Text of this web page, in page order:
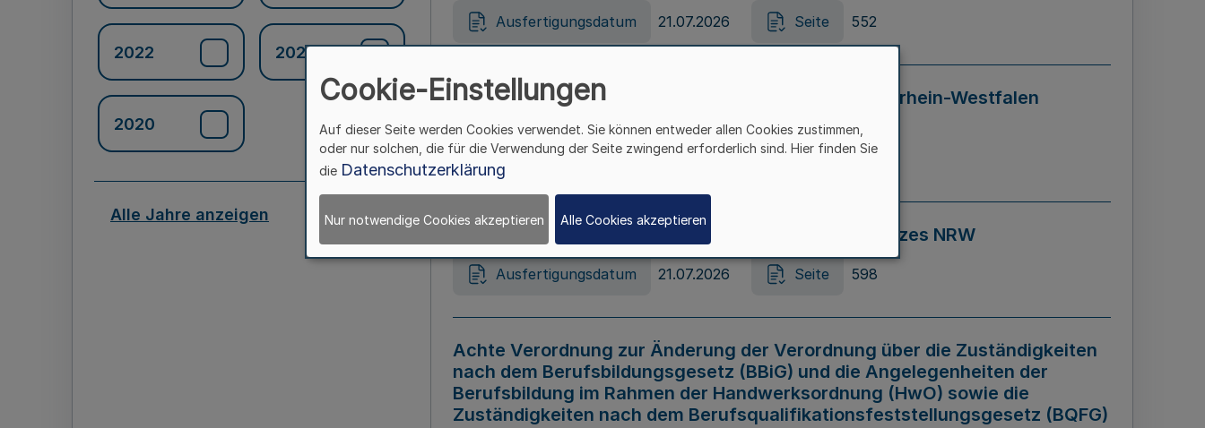
2022 2021
2020
Alle Jahre anzeigen
Ausfertigungsdatum 21.07.2026 Seite 552
Gesetz zur Vermeidung von Diskriminierung in Nordrhein-Westfalen
(Landesantidiskriminierungsgesetz – LADG NRW)
Ausfertigungsdatum 21.07.2026 Seite 595
Gesetz zur Änderung des Online-Casinospiel Gesetzes NRW
Ausfertigungsdatum 21.07.2026 Seite 598
Achte Verordnung zur Änderung der Verordnung über die Zuständigkeiten
nach dem Berufsbildungsgesetz (BBiG) und die Angelegenheiten der
Berufsbildung im Rahmen der Handwerksordnung (HwO) sowie die
Zuständigkeiten nach dem Berufsqualifikationsfeststellungsgesetz (BQFG)
Cookie-Einstellungen
Auf dieser Seite werden Cookies verwendet. Sie können entweder allen Cookies zustimmen,
oder nur solchen, die für die Verwendung der Seite zwingend erforderlich sind. Hier finden Sie
die Datenschutzerklärung
Nur notwendige Cookies akzeptieren Alle Cookies akzeptieren